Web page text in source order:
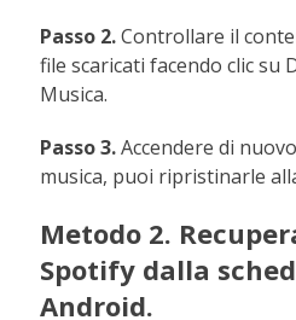
Passo 2.Controllare il
file scaricati facendo clic su
Musica.
Passo 3.Accendere di
musica, puoi ripristinarle
Metodo 2.
Spotify dalla
Android.